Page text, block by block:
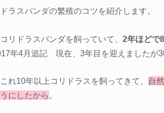
ラスパンダの繁殖のコツを紹介します。
リドラスパンダを飼っていて、 2年ほどで
年4月追記 現在、3年目を迎えましたが
れ10年以上コリドラスを飼ってきて、
自
にしたから 。